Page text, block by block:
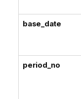
base_date
period_no